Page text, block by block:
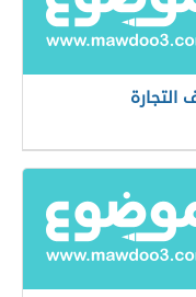
التجارة